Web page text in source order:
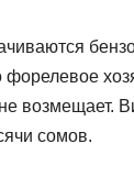
сомов.